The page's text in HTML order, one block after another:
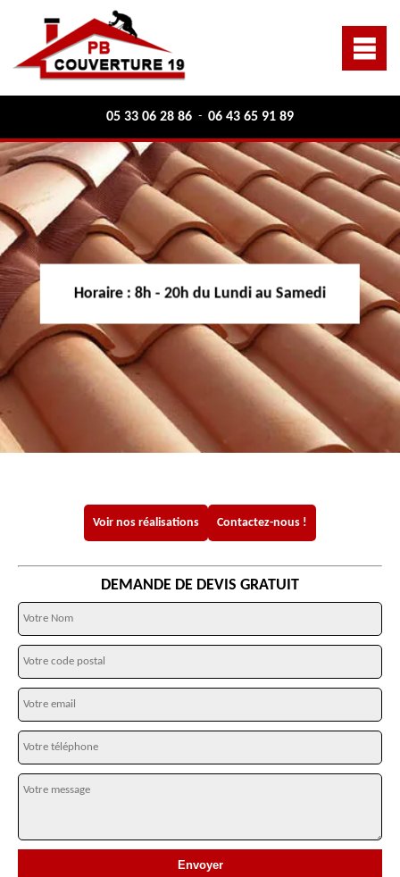
05 33 06 28 86 - 06 43 65 91 89
Horaire : 8h - 20h du Lundi au Samedi
Voir nos réalisations Contactez-nous !
DEMANDE DE DEVIS GRATUIT